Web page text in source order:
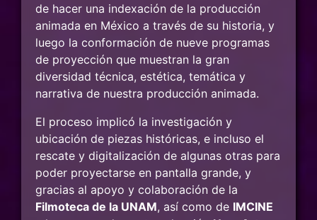
de hacer una indexación de la producción
animada en México a través de su historia, y
luego la conformación de nueve programas
de proyección que muestran la gran
diversidad técnica, estética, temática y
narrativa de nuestra producción animada.
El proceso implicó la investigación y
ubicación de piezas históricas, e incluso el
rescate y digitalización de algunas otras para
poder proyectarse en pantalla grande, y
gracias al apoyo y colaboración de la
Filmoteca de la UNAM, así como de IMCINE